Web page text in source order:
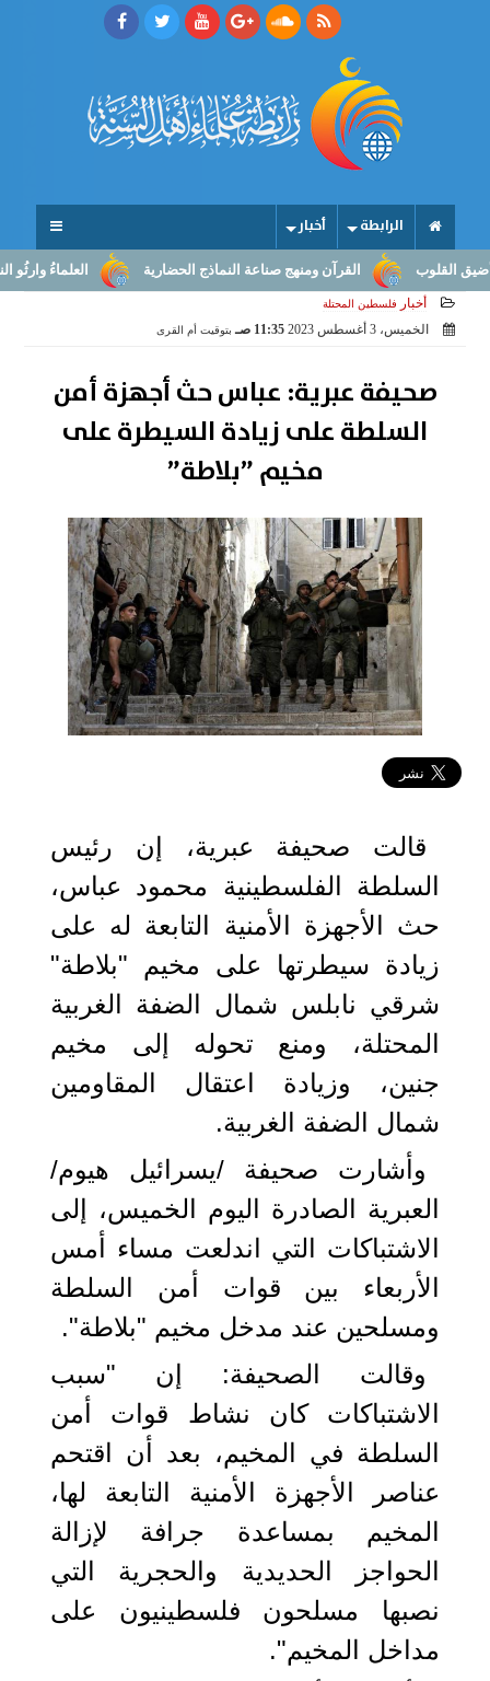
الرابطة أخبار
العلماءُ وارثُو النبوّة: القرآن ومنهج صناعة النماذج الحضارية
أخبار فلسطين المحتلة
الخميس، 3 أغسطس 2023 11:35 صـ بتوقيت أم القرى
صحيفة عبرية: عباس حث أجهزة أمن
السلطة على زيادة السيطرة على
مخيم ”بلاطة”
قالت صحيفة عبرية، إن رئيس
السلطة الفلسطينية محمود عباس،
حث الأجهزة الأمنية التابعة له على
زيادة سيطرتها على مخيم "بلاطة"
شرقي نابلس شمال الضفة الغربية
المحتلة، ومنع تحوله إلى مخيم
جنين، وزيادة اعتقال المقاومين
شمال الضفة الغربية.
وأشارت صحيفة /يسرائيل هيوم/
العبرية الصادرة اليوم الخميس، إلى
الاشتباكات التي اندلعت مساء أمس
الأربعاء بين قوات أمن السلطة
ومسلحين عند مدخل مخيم "بلاطة".
وقالت الصحيفة: إن "سبب
الاشتباكات كان نشاط قوات أمن
السلطة في المخيم، بعد أن اقتحم
عناصر الأجهزة الأمنية التابعة لها،
المخيم بمساعدة جرافة لإزالة
الحواجز الحديدية والحجرية التي
نصبها مسلحون فلسطينيون على
مداخل المخيم".